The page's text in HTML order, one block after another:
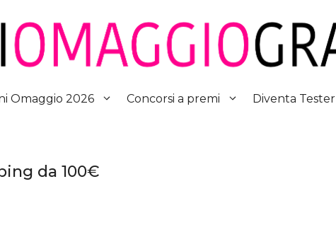
Omaggio 2026 Concorsi a premi Diventa Tester
da 100€